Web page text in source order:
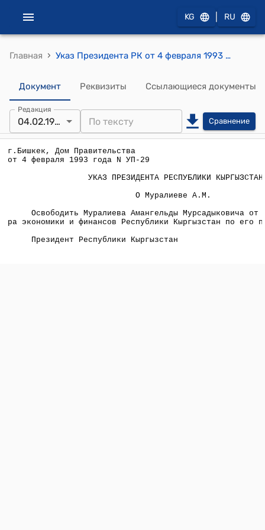
KG RU
Главная › Указ Президента РК от 4 февраля 1993 года №29 "О Муралиеве А.М."
Документ Реквизиты Ссылающиеся документы
Редакция
04.02.1993 Сравнение